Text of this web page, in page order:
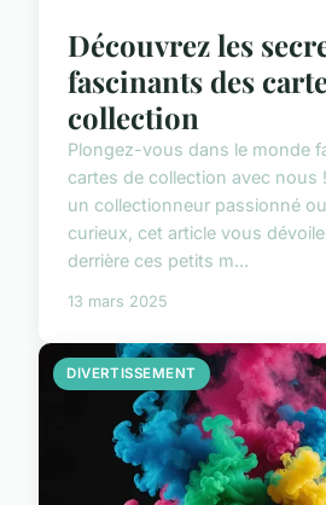
Découvrez les
fascinants des
collection
Plongez-vous dans le monde
cartes de collection avec nous
un collectionneur passionné
curieux, cet article vous
derrière ces petits m...
13 mars 2025
DIVERTISSEMENT